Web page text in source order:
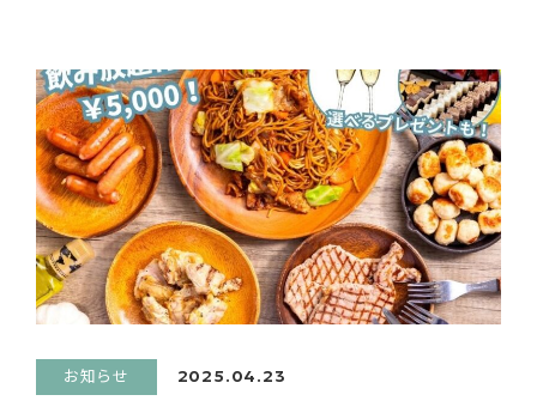
お知らせ 2025.04.23